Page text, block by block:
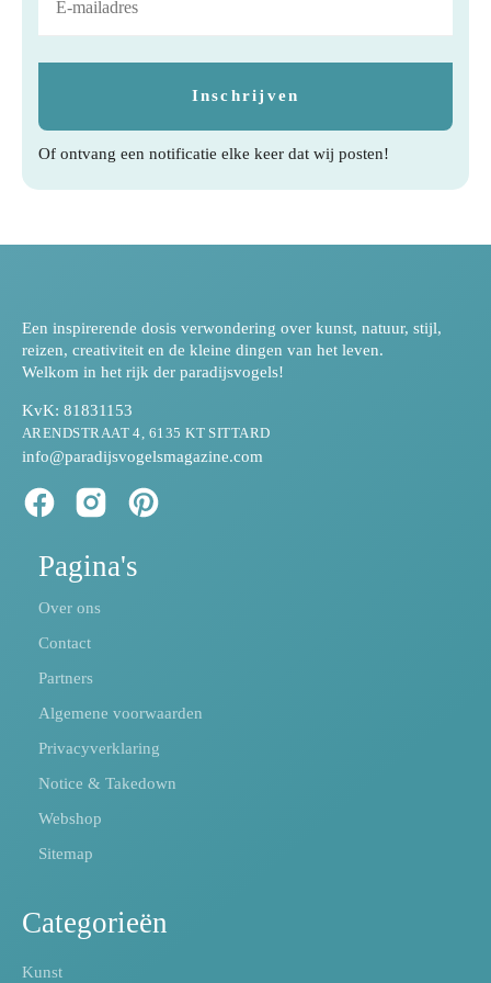
Of ontvang een notificatie elke keer dat wij posten!
Een inspirerende dosis verwondering over kunst, natuur, stijl,
reizen, creativiteit en de kleine dingen van het leven.
Welkom in het rijk der paradijsvogels!
KvK: 81831153
ARENDSTRAAT 4, 6135 KT SITTARD
info@paradijsvogelsmagazine.com
Pagina's
Over ons
Contact
Partners
Algemene voorwaarden
Privacyverklaring
Notice & Takedown
Webshop
Sitemap
Categorieën
Kunst